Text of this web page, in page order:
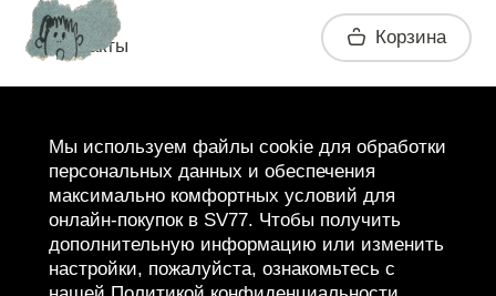
Контакты Корзина
Мы используем файлы cookie для обработки
персональных данных и обеспечения
максимально комфортных условий для
онлайн-покупок в SV77. Чтобы получить
дополнительную информацию или изменить
настройки, пожалуйста, ознакомьтесь с